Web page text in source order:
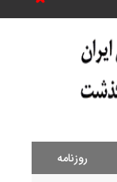
روزنامه